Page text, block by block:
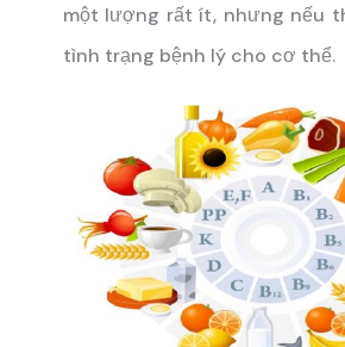
một lượng rất ít, nhưng nếu
tình trạng bệnh lý cho cơ thể.